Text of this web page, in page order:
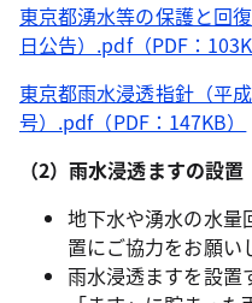
東京都湧水等の保護と回
日公告）.pdf（PDF：
東京都雨水浸透指針（平
号）.pdf（PDF：147KB）
（2）雨水浸透ますの設置
地下水や湧水の水量
置にご協力をお願い
雨水浸透ますを設置